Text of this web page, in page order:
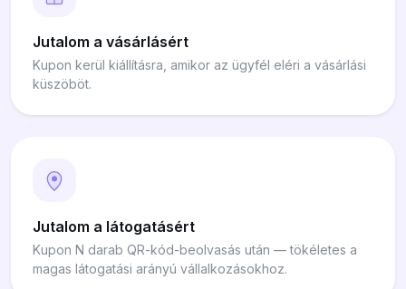
Jutalom a vásárlásért
Kupon kerül kiállításra, amikor az ügyfél eléri a vásárlási
küszöböt.
Jutalom a látogatásért
Kupon N darab QR-kód-beolvasás után — tökéletes a
magas látogatási arányú vállalkozásokhoz.